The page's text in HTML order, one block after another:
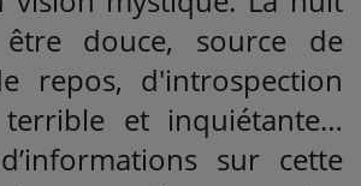
douce, source de
repos, d'introspection
et inquiétante…
sur cette